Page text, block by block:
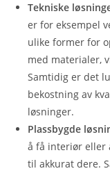
Tekniske
er for eksempel
ulike former for
med materialer,
Samtidig er det
bekostning av
løsninger.
Plassbygde
å få interiør eller
til akkurat dere.